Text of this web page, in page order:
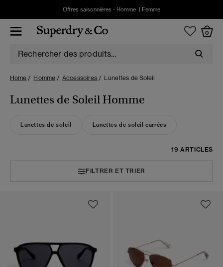
Offres saisonnières - Homme Femme
0
Home Homme Accessoires Lunettes de Soleil
Lunettes de Soleil Homme
Lunettes de soleil Lunettes de soleil carrées
19 ARTICLES
FILTRER ET TRIER